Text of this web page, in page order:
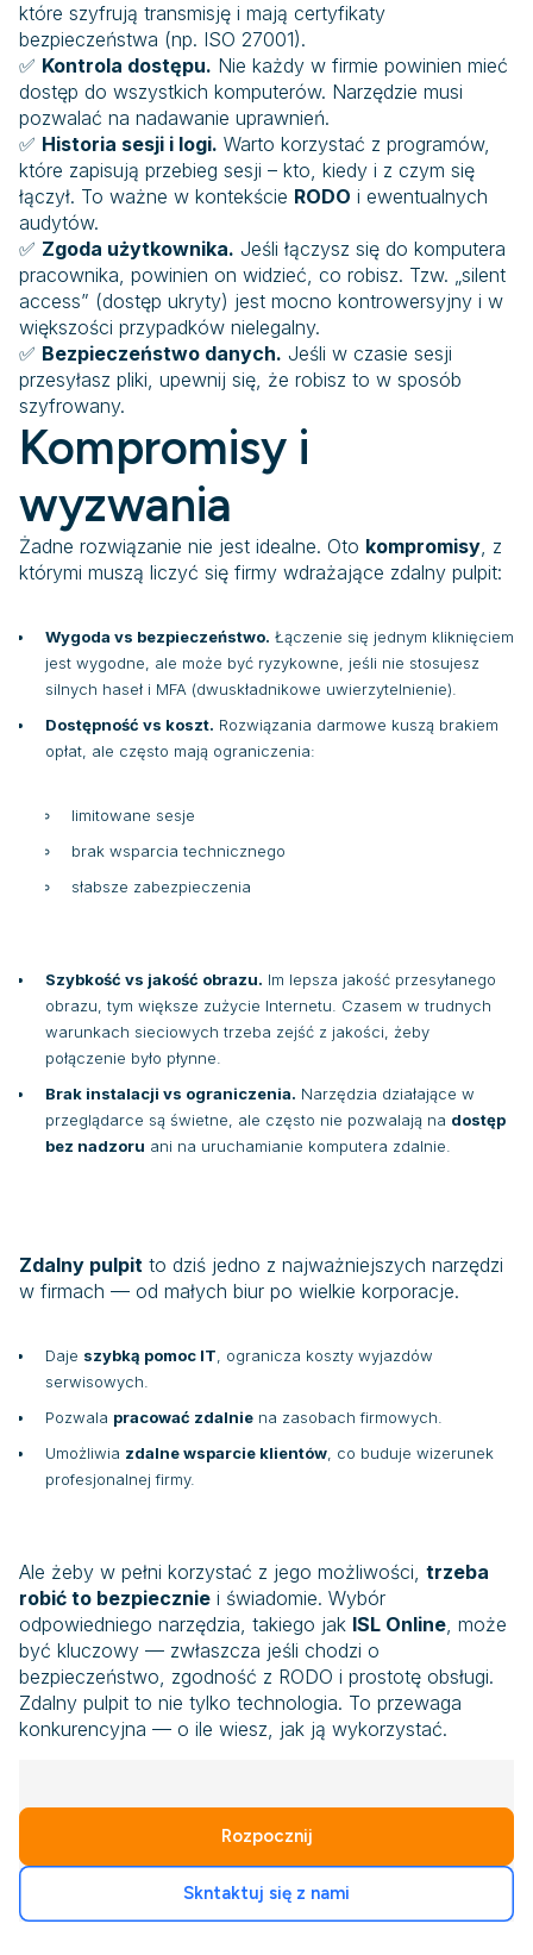
które szyfrują transmisję i mają certyfikaty
bezpieczeństwa (np. ISO 27001).
✅ Kontrola dostępu. Nie każdy w firmie powinien mieć
dostęp do wszystkich komputerów. Narzędzie musi
pozwalać na nadawanie uprawnień.
✅ Historia sesji i logi. Warto korzystać z programów,
które zapisują przebieg sesji – kto, kiedy i z czym się
łączył. To ważne w kontekście RODO i ewentualnych
audytów.
✅ Zgoda użytkownika. Jeśli łączysz się do komputera
pracownika, powinien on widzieć, co robisz. Tzw. „silent
access” (dostęp ukryty) jest mocno kontrowersyjny i w
większości przypadków nielegalny.
✅ Bezpieczeństwo danych. Jeśli w czasie sesji
przesyłasz pliki, upewnij się, że robisz to w sposób
szyfrowany.
Kompromisy i
wyzwania
Żadne rozwiązanie nie jest idealne. Oto kompromisy, z
którymi muszą liczyć się firmy wdrażające zdalny pulpit:
Wygoda vs bezpieczeństwo. Łączenie się jednym kliknięciem
jest wygodne, ale może być ryzykowne, jeśli nie stosujesz
silnych haseł i MFA (dwuskładnikowe uwierzytelnienie).
Dostępność vs koszt. Rozwiązania darmowe kuszą brakiem
opłat, ale często mają ograniczenia:
limitowane sesje
brak wsparcia technicznego
słabsze zabezpieczenia
Szybkość vs jakość obrazu. Im lepsza jakość przesyłanego
obrazu, tym większe zużycie Internetu. Czasem w trudnych
warunkach sieciowych trzeba zejść z jakości, żeby
połączenie było płynne.
Brak instalacji vs ograniczenia. Narzędzia działające w
przeglądarce są świetne, ale często nie pozwalają na dostęp
bez nadzoru ani na uruchamianie komputera zdalnie.
Zdalny pulpit to dziś jedno z najważniejszych narzędzi
w firmach — od małych biur po wielkie korporacje.
Daje szybką pomoc IT , ogranicza koszty wyjazdów
serwisowych.
Pozwala pracować zdalnie na zasobach firmowych.
Umożliwia zdalne wsparcie klientów , co buduje wizerunek
profesjonalnej firmy.
Ale żeby w pełni korzystać z jego możliwości, trzeba
robić to bezpiecznie i świadomie. Wybór
odpowiedniego narzędzia, takiego jak ISL Online, może
być kluczowy — zwłaszcza jeśli chodzi o
bezpieczeństwo, zgodność z RODO i prostotę obsługi.
Zdalny pulpit to nie tylko technologia. To przewaga
konkurencyjna — o ile wiesz, jak ją wykorzystać.
Rozpocznij
Skntaktuj się z nami